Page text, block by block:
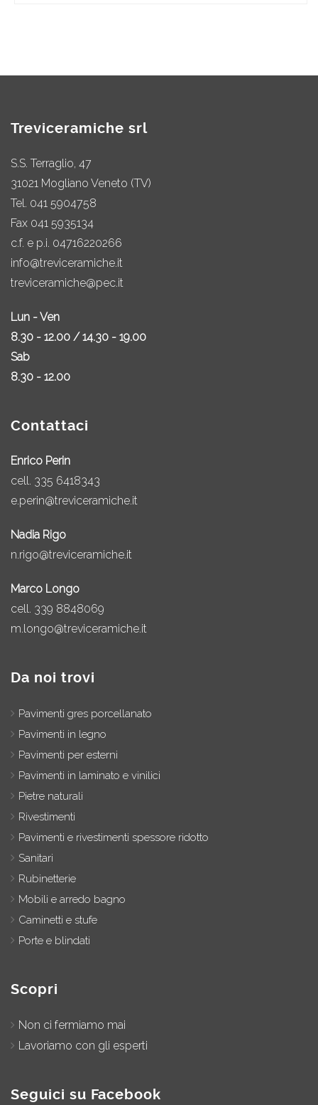
Treviceramiche srl
S.S. Terraglio, 47
31021 Mogliano Veneto (TV)
Tel. 041 5904758
Fax 041 5935134
c.f. e p.i. 04716220266
info@treviceramiche.it
treviceramiche@pec.it
Lun - Ven
8.30 - 12.00 / 14.30 - 19.00
Sab
8.30 - 12.00
Contattaci
Enrico Perin
cell. 335 6418343
e.perin@treviceramiche.it
Nadia Rigo
n.rigo@treviceramiche.it
Marco Longo
cell. 339 8848069
m.longo@treviceramiche.it
Da noi trovi
Pavimenti gres porcellanato
Pavimenti in legno
Pavimenti per esterni
Pavimenti in laminato e vinilici
Pietre naturali
Rivestimenti
Pavimenti e rivestimenti spessore ridotto
Sanitari
Rubinetterie
Mobili e arredo bagno
Caminetti e stufe
Porte e blindati
Scopri
Non ci fermiamo mai
Lavoriamo con gli esperti
Seguici su Facebook